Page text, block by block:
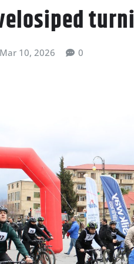
Mar 10, 2026 0